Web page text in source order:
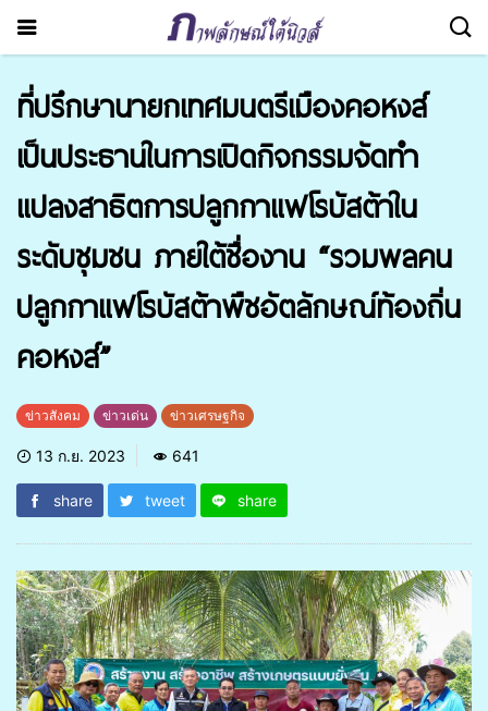
ที่ปรึกษานายกเทศมนตรีเมืองคอหงส์
เป็นประธานในการเปิดกิจกรรมจัดทำ
แปลงสาธิตการปลูกกาแฟโรบัสต้าใน
ระดับชุมชน ภายใต้ชื่องาน “รวมพลคน
ปลูกกาแฟโรบัสต้าพืชอัตลักษณ์ท้องถิ่น
คอหงส์”
ข่าวสังคม ข่าวเด่น ข่าวเศรษฐกิจ
13 ก.ย. 2023 641
share tweet share